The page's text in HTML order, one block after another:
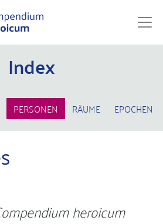
Index
PERSONEN RÄUME EPOCHEN
heroicum